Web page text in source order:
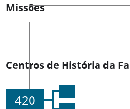
Missões
Centros de História da
420